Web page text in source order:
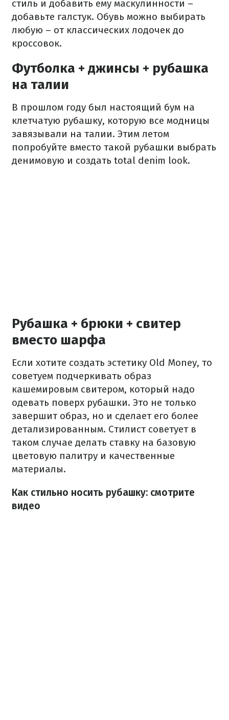
стиль и добавить ему маскулинности –
добавьте галстук. Обувь можно выбирать
любую – от классических лодочек до
кроссовок.
Футболка + джинсы + рубашка
на талии
В прошлом году был настоящий бум на
клетчатую рубашку, которую все модницы
завязывали на талии. Этим летом
попробуйте вместо такой рубашки выбрать
денимовую и создать total denim look.
Рубашка + брюки + свитер
вместо шарфа
Если хотите создать эстетику Old Money, то
советуем подчеркивать образ
кашемировым свитером, который надо
одевать поверх рубашки. Это не только
завершит образ, но и сделает его более
детализированным. Стилист советует в
таком случае делать ставку на базовую
цветовую палитру и качественные
материалы.
Как стильно носить рубашку: смотрите
видео